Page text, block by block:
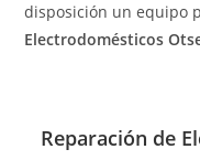
disposición un equipo
Electrodomésticos
Reparación de